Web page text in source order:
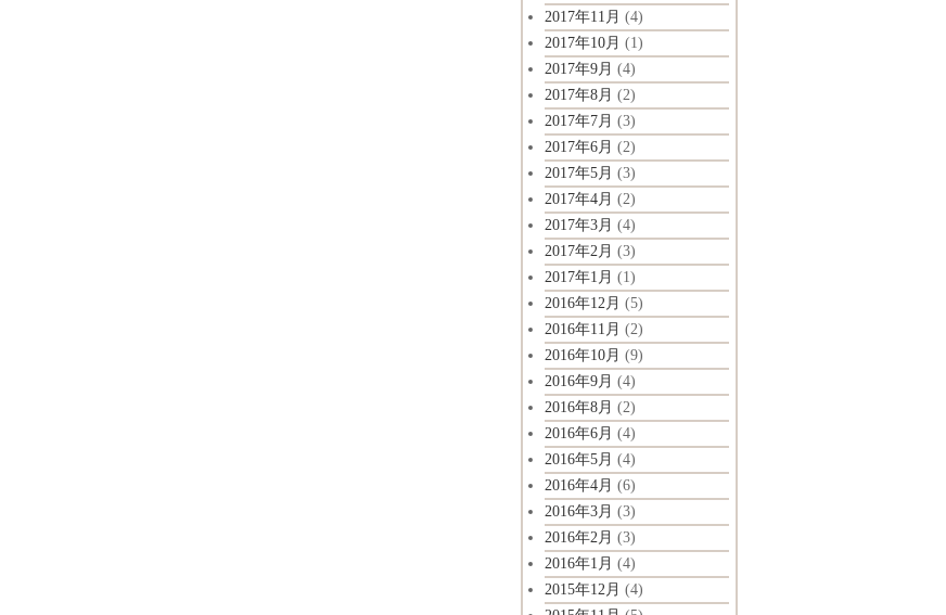
2017年11月 (4)
2017年10月 (1)
2017年9月 (4)
2017年8月 (2)
2017年7月 (3)
2017年6月 (2)
2017年5月 (3)
2017年4月 (2)
2017年3月 (4)
2017年2月 (3)
2017年1月 (1)
2016年12月 (5)
2016年11月 (2)
2016年10月 (9)
2016年9月 (4)
2016年8月 (2)
2016年6月 (4)
2016年5月 (4)
2016年4月 (6)
2016年3月 (3)
2016年2月 (3)
2016年1月 (4)
2015年12月 (4)